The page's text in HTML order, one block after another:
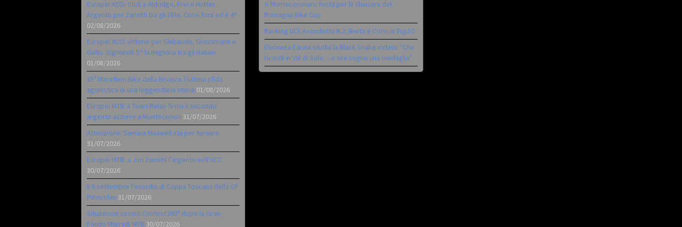
Europei XCO: titoli a Aldridge, Frei e Hutter.
Argento per Zanotti tra gli Elite. Corvi fora ed è 4^
02/08/2026
Europei XCO: vittorie per Ghibaudo, Grossmann e
Gallis. Signorelli 5^ la migliore tra gli italiani
01/08/2026
35ª Marathon Bike della Brianza: l’ultima sfida
agonistica di una leggendaria storia 01/08/2026
Europei MTB: il Team Relay firma il secondo
argento azzurro a Monteceneri 31/07/2026
Attenzione: Samara Maxwell sta per tornare
31/07/2026
Europei MTB: a Juri Zanotti l’argento nell’XCC
30/07/2026
Il 6 settembre l’esordio di Coppa Toscana della Gf
Pinocchio 31/07/2026
Situazione circuiti Contest360° dopo la Gran
Fondo Marradi MTB 30/07/2026
A Montecoronaro festa per la chiusura del
Romagna Bike Cup
Ranking UCI: Avondetto N.2. Berta e Corvi in Top10
Eleonora Farina studia la Black Snake iridata: “Che
ricordi in Val di Sole… e ora sogno una medaglia”